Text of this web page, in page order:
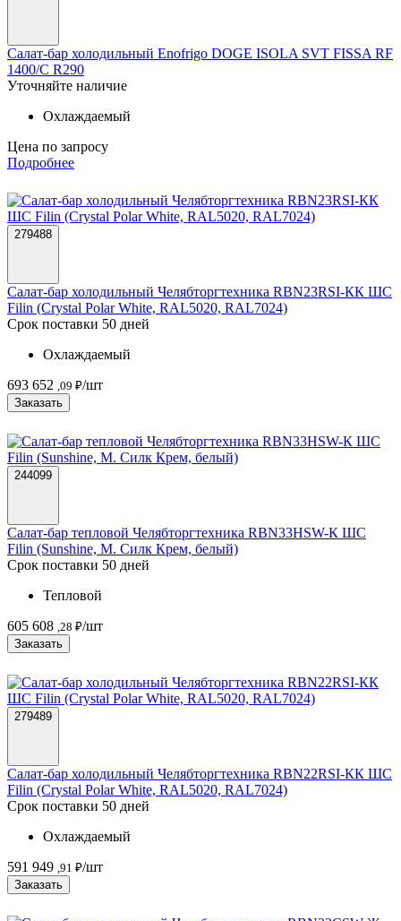
Салат-бар холодильный Enofrigo DOGE ISOLA SVT FISSA RF
1400/C R290
Уточняйте наличие
Охлаждаемый
Цена по запросу
Подробнее
279488
Салат-бар холодильный Челябторгтехника RBN23RSI-КК ШС
Filin (Crystal Polar White, RAL5020, RAL7024)
Срок поставки 50 дней
Охлаждаемый
693 652 ,09 ₽/шт
Заказать
244099
Салат-бар тепловой Челябторгтехника RBN33HSW-К ШС
Filin (Sunshine, М. Силк Крем, белый)
Срок поставки 50 дней
Тепловой
605 608 ,28 ₽/шт
Заказать
279489
Салат-бар холодильный Челябторгтехника RBN22RSI-КК ШС
Filin (Crystal Polar White, RAL5020, RAL7024)
Срок поставки 50 дней
Охлаждаемый
591 949 ,91 ₽/шт
Заказать